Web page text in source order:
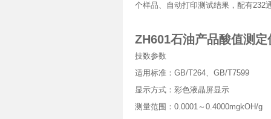
个样品、自动打印测试结果，配有232
ZH601石油产品酸值测定
技数参数
适用标准：GB/T264、GB/T7599
显示方式：彩色液晶屏显示
测量范围：0.0001～0.4000mgkOH/g